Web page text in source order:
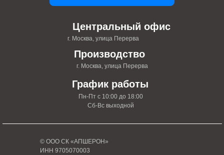
© ООО СК «АПШЕРОН»
ИНН 9705070003
Центральный офис
г. Москва, улица Перерва
График работы
Пн-Пт с 10:00 до 18:00
Сб-Вс выходной
Производство
г. Москва, улица Перерва